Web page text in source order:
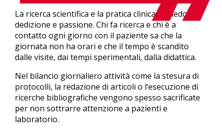
La ricerca scientifica e la pratica clinica richiedono
dedizione e passione. Chi fa ricerca e chi è a
contatto ogni giorno con il paziente sa che la
giornata non ha orari e che il tempo è scandito
dalle visite, dai tempi sperimentali, dalla didattica.
Nel bilancio giornaliero attività come la stesura di
protocolli, la redazione di articoli o l’esecuzione di
ricerche bibliografiche vengono spesso sacrificate
per non sottrarre attenzione a pazienti e
laboratorio.